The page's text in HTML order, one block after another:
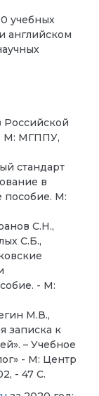
учебных
английском
Российской
М: МГППУ,
стандарт
в
пособие. М:
С.Н.,
С.Б.,
- М:
М.В.,
записка к
– Учебное
- М: Центр
- 47 С.